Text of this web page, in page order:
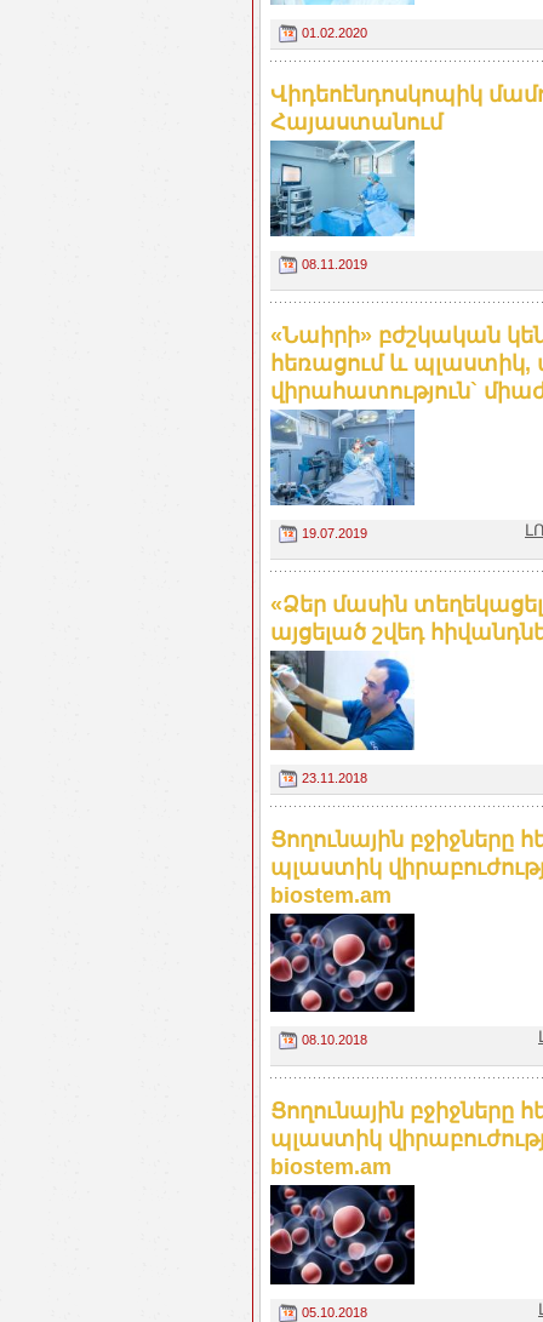
01.02.2020
Վիդեոէնդոսկոպիկ
Հայաստանում
08.11.2019
«Նաիրի» բժշկական
հեռացում և
վիրահատություն`
19.07.2019
«Ձեր մասին
այցելած շվեդ
23.11.2018
Ցողունային բջիջները
պլաստիկ
biostem.am
08.10.2018
Ցողունային բջիջները
պլաստիկ
biostem.am
05.10.2018